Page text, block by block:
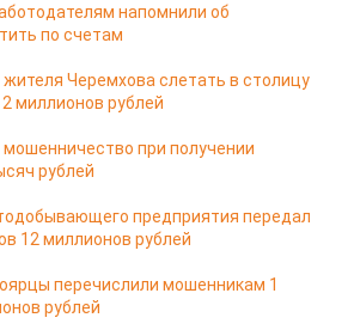
напомнили об
по счетам
Черемхова слетать в столицу
миллионов рублей
при получении
рублей
предприятия передал
12 миллионов рублей
перечислили мошенникам 1
рублей